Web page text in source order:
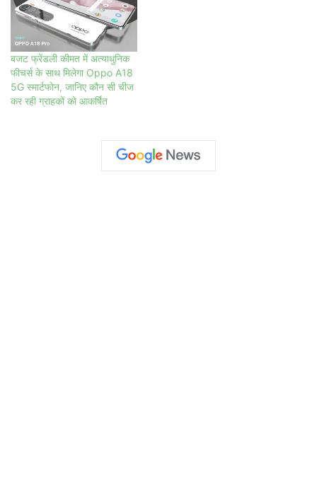
बजट फ्रेंडली कीमत में अत्याधुनिक
फीचर्स के साथ मिलेगा Oppo A18
5G स्मार्टफोन, जानिए कौन सी चीज
कर रही ग्राहकों को आकर्षित